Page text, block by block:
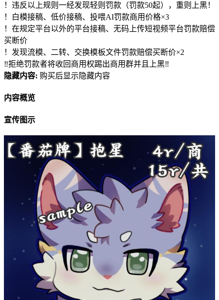
！违反以上规则一经发现轻则罚款（罚款50起），重则上黑！
！白模接稿、低价接稿、投喂AI罚款商用价格×3
！在规定平台以外的平台接稿、无码上传短视频平台罚款赔偿
买断价
！发现流模、二转、交换模板文件罚款赔偿买断价×2
‼拒绝罚款者将收回商用权踢出商用群并且上黑‼
隐藏内容: 购买后显示隐藏内容
内容概览
宣传图示